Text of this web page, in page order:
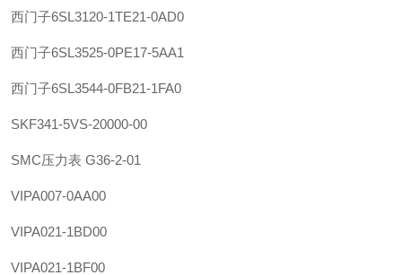
西门子6SL3120-1TE21-0AD0
西门子6SL3525-0PE17-5AA1
西门子6SL3544-0FB21-1FA0
SKF341-5VS-20000-00
SMC压力表 G36-2-01
VIPA007-0AA00
VIPA021-1BD00
VIPA021-1BF00